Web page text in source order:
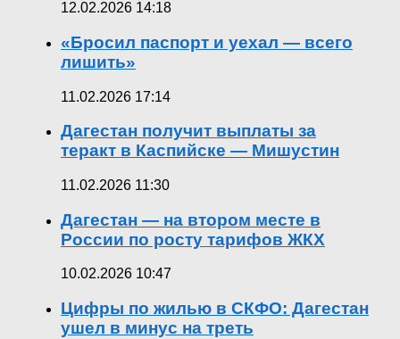
12.02.2026 14:18
«Бросил паспорт и уехал — всего
лишить»
11.02.2026 17:14
Дагестан получит выплаты за
теракт в Каспийске — Мишустин
11.02.2026 11:30
Дагестан — на втором месте в
России по росту тарифов ЖКХ
10.02.2026 10:47
Цифры по жилью в СКФО: Дагестан
ушел в минус на треть